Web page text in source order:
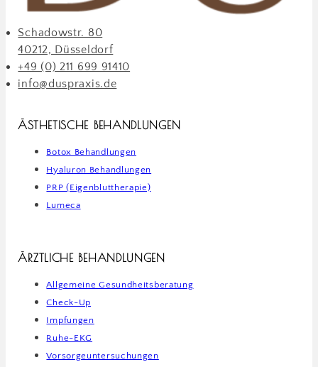
Schadowstr. 80
40212, Düsseldorf
+49 (0) 211 699 91410
info@duspraxis.de
ÄSTHETISCHE BEHANDLUNGEN
Botox Behandlungen
Hyaluron Behandlungen
PRP (Eigenbluttherapie)
Lumeca
ÄRZTLICHE BEHANDLUNGEN
Allgemeine Gesundheitsberatung
Check-Up
Impfungen
Ruhe-EKG
Vorsorgeuntersuchungen